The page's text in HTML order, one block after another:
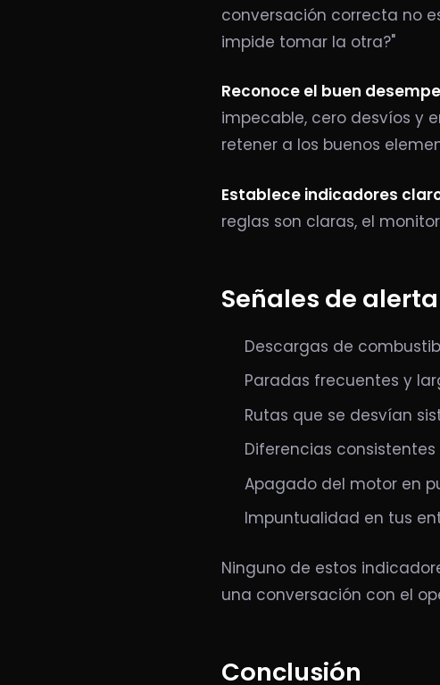
conversación correcta no
impide tomar la otra?"
Reconoce el buen
impecable, cero desvíos y
retener a los buenos
Establece indicadores
reglas son claras, el
Señales de
Descargas de
Paradas frecuentes y
Rutas que se desvían
Diferencias
Apagado del motor en
Impuntualidad en tus
Ninguno de estos
una conversación con el
Conclusión